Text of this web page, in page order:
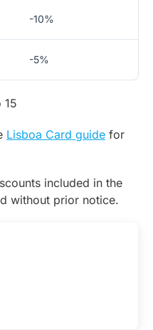
-10%
-5%
15
Lisboa Card guide for
included in the
without prior notice.